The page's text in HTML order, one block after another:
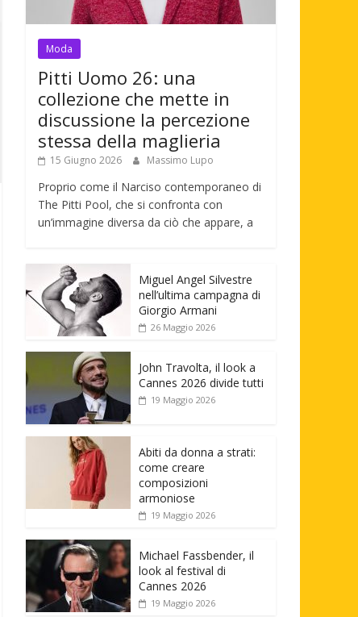
Moda
Pitti Uomo 26: una
collezione che mette in
discussione la percezione
stessa della maglieria
15 Giugno 2026 Massimo Lupo
Proprio come il Narciso contemporaneo di
The Pitti Pool, che si confronta con
un’immagine diversa da ciò che appare, a
Miguel Angel Silvestre
nell’ultima campagna di
Giorgio Armani
26 Maggio 2026
John Travolta, il look a
Cannes 2026 divide tutti
19 Maggio 2026
Abiti da donna a strati:
come creare
composizioni
armoniose
19 Maggio 2026
Michael Fassbender, il
look al festival di
Cannes 2026
19 Maggio 2026